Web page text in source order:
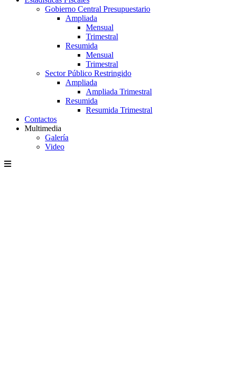
Gobierno Central Presupuestario
Ampliada
Mensual
Trimestral
Resumida
Mensual
Trimestral
Sector Público Restringido
Ampliada
Ampliada Trimestral
Resumida
Resumida Trimestral
Contactos
Multimedia
Galería
Video